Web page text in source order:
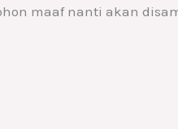
maaf nanti akan